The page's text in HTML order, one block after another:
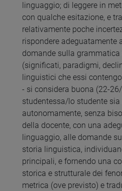
linguaggio; di leggere in
con qualche esitazione, e
relativamente poche
rispondere adeguatamente
domande sulla
(significati, paradigmi,
linguistici che essi
- si considera buona (22-
studentessa/lo studente
autonomamente, senza
della docente, con una
linguaggio, alle domande
storia linguistica,
principali, e fornendo una
storica e strutturale dei
metrica (ove previsto) e